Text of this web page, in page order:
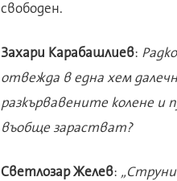
свободен.
Захари Карабашлиев:
отвежда в една хем
разкървавените колене и
въобще зарастват?
Светлозар Желев: